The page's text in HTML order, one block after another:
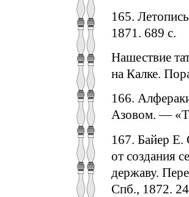
165.
1871. 689 с.
Нашествие
на Калке.
166.
Азовом. —
167. Байер Е.
от создания
державу.
Спб., 1872.